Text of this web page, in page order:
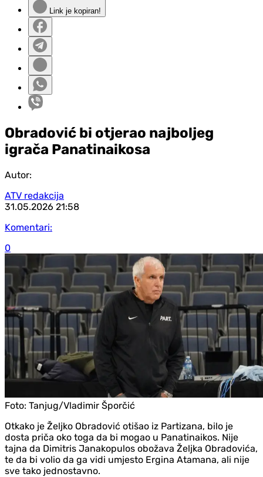
Link je kopiran!
Obradović bi otjerao najboljeg
igrača Panatinaikosa
Autor:
ATV redakcija
31.05.2026 21:58
Komentari:
0
Foto: Tanjug/Vladimir Šporčić
Otkako je Željko Obradović otišao iz Partizana, bilo je
dosta priča oko toga da bi mogao u Panatinaikos. Nije
tajna da Dimitris Janakopulos obožava Željka Obradovića,
te da bi volio da ga vidi umjesto Ergina Atamana, ali nije
sve tako jednostavno.